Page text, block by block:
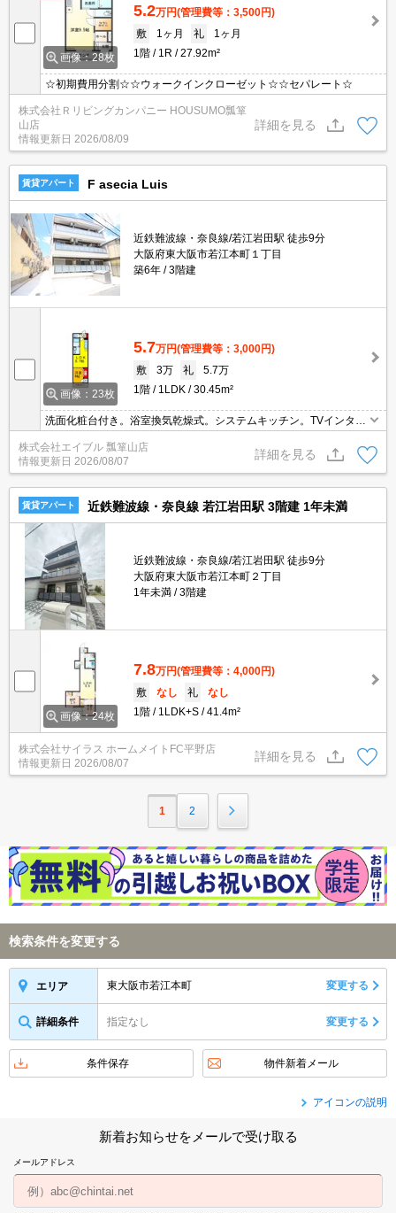
画像：28枚
5.2万円(管理費等：3,500円)
敷
1ヶ月 礼
1ヶ月
1階
1R 27.92m²
☆初期費用分割☆☆ウォークインクローゼット☆☆セパレート☆
株式会社Ｒリビングカンパニー HOUSUMO瓢箪
山店
情報更新日 2026/08/09
詳細を見る
賃貸アパート F asecia Luis
近鉄難波線・奈良線/若江岩田駅 徒歩9分
大阪府東大阪市若江本町１丁目
築6年
3階建
画像：23枚
5.7万円(管理費等：3,000円)
敷
3万 礼
5.7万
1階
1LDK 30.45m²
洗面化粧台付き。浴室換気乾燥式。システムキッチン。TVインター
ホン付き。保証会社加入要（初回に月総額40%、更新料1万円/
年）。
株式会社エイブル 瓢箪山店
情報更新日 2026/08/07
詳細を見る
賃貸アパート 近鉄難波線・奈良線 若江岩田駅 3階建 1年未満
近鉄難波線・奈良線/若江岩田駅 徒歩9分
大阪府東大阪市若江本町２丁目
1年未満
3階建
画像：24枚
7.8万円(管理費等：4,000円)
敷
なし 礼
なし
1階
1LDK+S 41.4m²
株式会社サイラス ホームメイトFC平野店
情報更新日 2026/08/07
詳細を見る
1 2
検索条件を変更する
エリア 東大阪市若江本町 変更する
詳細条件 指定なし 変更する
条件保存 物件新着メール
アイコンの説明
新着お知らせをメールで受け取る
メールアドレス